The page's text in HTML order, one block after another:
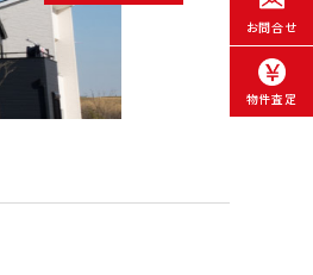
お問合せ
物件査定